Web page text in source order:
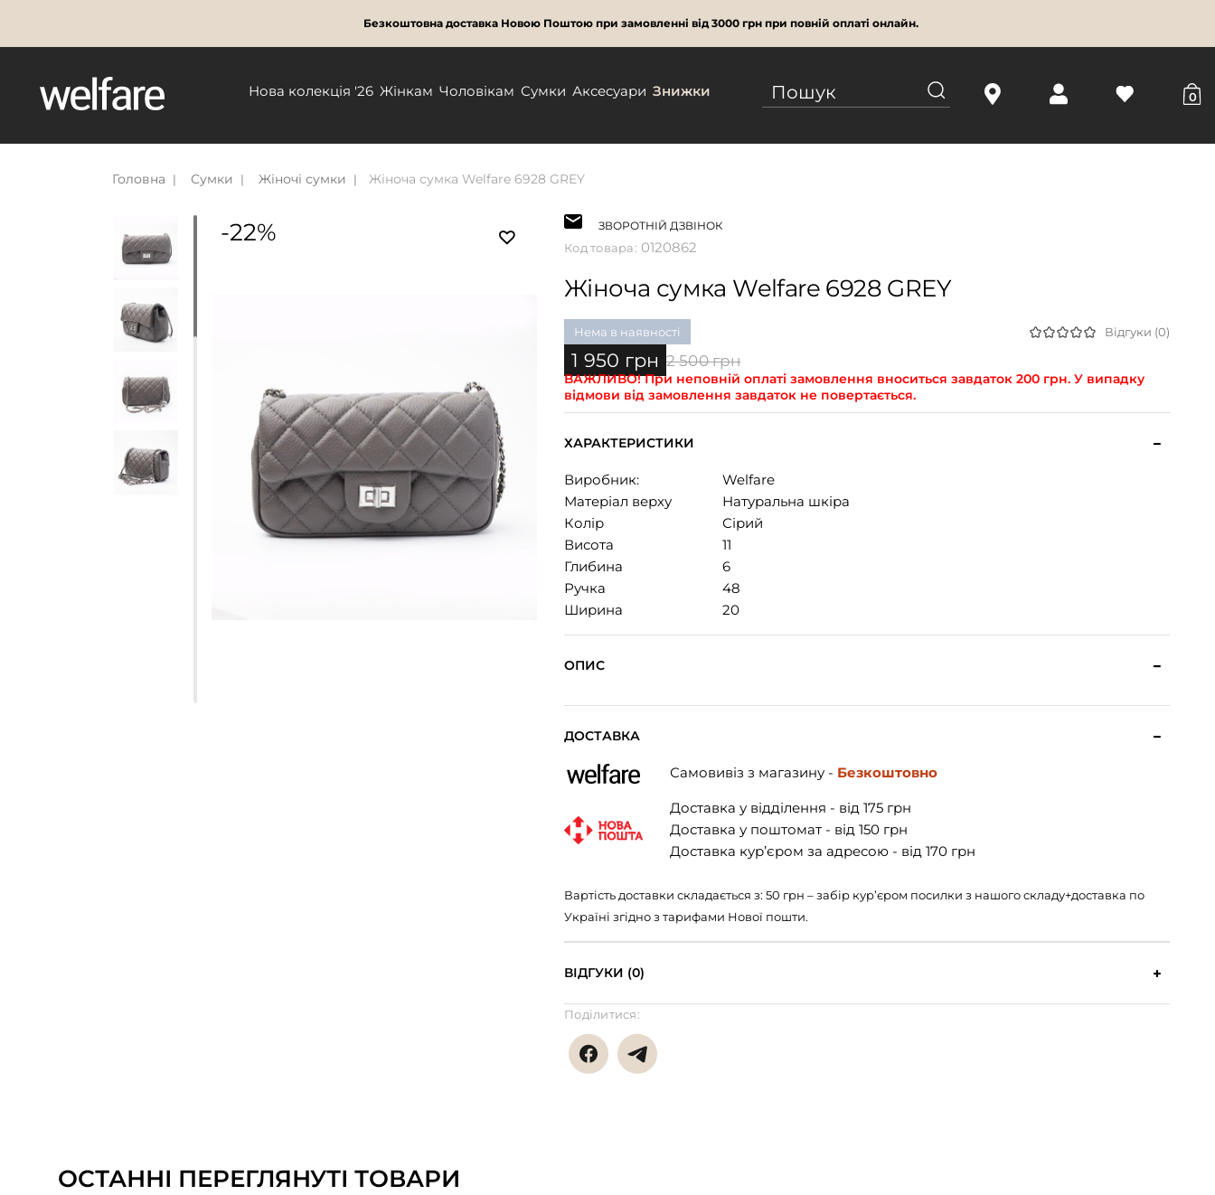
Безкоштовна доставка Новою Поштою при замовленні від 3000 грн при повній оплаті онлайн.
Нова колекція '26 Жінкам Чоловікам Сумки Аксесуари Знижки 0
Головна Сумки Жіночі сумки Жіноча сумка Welfare 6928 GREY
-22% ЗВОРОТНІЙ ДЗВІНОК
Код товара: 0120862
Жіноча сумка Welfare 6928 GREY
Нема в наявності Відгуки (0)
1 950 грн 2 500 грн
ВАЖЛИВО!При неповній оплаті замовлення вноситься завдаток 200 грн. У випадку
відмови від замовлення завдаток не повертається.
ХАРАКТЕРИСТИКИ
Виробник:
Welfare
Матеріал верху
Натуральна шкіра
Колір
Сірий
Висота
11
Глибина
6
Ручка
48
Ширина
20
ОПИС
ДОСТАВКА
Самовивіз з магазину - Безкоштовно
Доставка у відділення - від 175 грн
Доставка у поштомат - від 150 грн
Доставка кур’єром за адресою - від 170 грн
Вартість доставки складається з: 50 грн – забір кур’єром посилки з нашого складу+доставка по
Україні згідно з тарифами Нової пошти.
ВІДГУКИ (0)
Поділитися:
ОСТАННІ ПЕРЕГЛЯНУТІ ТОВАРИ